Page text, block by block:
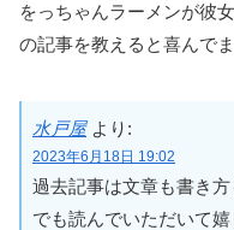
をっちゃんラーメンが彼
の記事を教えると喜んでま
水戸屋 より:
2023年6月18日 19:02
過去記事は文章も書き
でも読んでいただいて嬉